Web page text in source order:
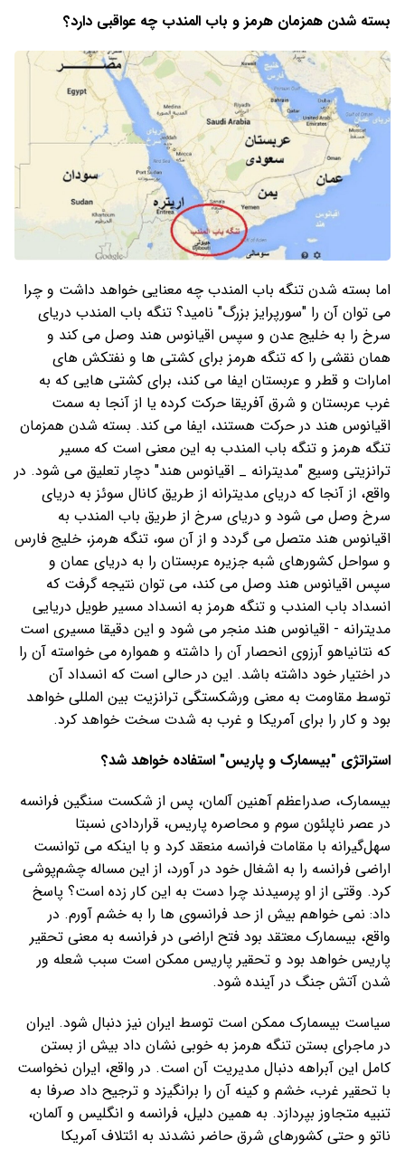
بسته شدن همزمان هرمز و باب المندب چه عواقبی دارد؟
اما بسته شدن تنگه باب المندب چه معنایی خواهد داشت و چرا
می توان آن را "سورپرایز بزرگ" نامید؟ تنگه باب المندب دریای
سرخ را به خلیج عدن و سپس اقیانوس هند وصل می کند و
همان نقشی را که تنگه هرمز برای کشتی ها و نفتکش های
امارات و قطر و عربستان ایفا می کند، برای کشتی هایی که به
غرب عربستان و شرق آفریقا حرکت کرده یا از آنجا به سمت
اقیانوس هند در حرکت هستند، ایفا می کند. بسته شدن همزمان
تنگه هرمز و تنگه باب المندب به این معنی است که مسیر
ترانزیتی وسیع "مدیترانه _ اقیانوس هند" دچار تعلیق می شود. در
واقع، از آنجا که دریای مدیترانه از طریق کانال سوئز به دریای
سرخ وصل می شود و دریای سرخ از طریق باب المندب به
اقیانوس هند متصل می گردد و از آن سو، تنگه هرمز، خلیج فارس
و سواحل کشورهای شبه جزیره عربستان را به دریای عمان و
سپس اقیانوس هند وصل می کند، می توان‌ نتیجه گرفت که
انسداد باب المندب و تنگه هرمز به انسداد مسیر طویل دریایی
مدیترانه - اقیانوس هند منجر می شود و این دقیقا مسیری است
که نتانیاهو آرزوی انحصار آن را داشته و همواره می خواسته آن را
در اختیار خود داشته باشد. این در حالی است که انسداد آن
توسط مقاومت به معنی ورشکستگی ترانزیت بین المللی خواهد
بود و کار را برای آمریکا و غرب به شدت سخت خواهد کرد.
استراتژی "بیسمارک و پاریس" استفاده خواهد شد؟
بیسمارک، صدراعظم آهنین آلمان، پس از شکست سنگین فرانسه
در عصر ناپلئون سوم و محاصره پاریس، قراردادی نسبتا
سهل‌گیرانه با مقامات فرانسه منعقد کرد و با اینکه می توانست
اراضی فرانسه را به اشغال خود در آورد، از این مساله چشم‌پوشی
کرد. وقتی از او پرسیدند چرا دست به این کار زده است؟ پاسخ
داد: نمی خواهم بیش از حد فرانسوی ها را به خشم آورم. در
واقع، بیسمارک معتقد بود فتح اراضی در فرانسه به معنی تحقیر
پاریس خواهد بود و تحقیر پاریس ممکن است سبب شعله ور
شدن آتش جنگ در آینده شود.
سیاست بیسمارک ممکن است توسط ایران نیز دنبال شود. ایران
در ماجرای بستن تنگه هرمز به خوبی نشان داد بیش از بستن‌
کامل این آبراهه دنبال مدیریت آن است. در واقع، ایران نخواست
با تحقیر غرب، خشم و کینه آن را برانگیزد و ترجیح داد صرفا به
تنبیه متجاوز بپردازد. به همین دلیل، فرانسه و انگلیس و آلمان،
ناتو و حتی کشورهای شرق حاضر نشدند به ائتلاف آمریکا